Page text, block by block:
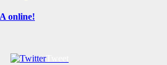
online!
Tweet